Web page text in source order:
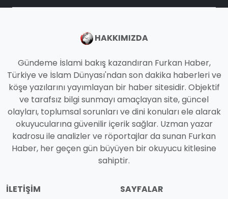
HAKKIMIZDA
Gündeme İslami bakış kazandıran Furkan Haber,
Türkiye ve İslam Dünyası'ndan son dakika haberleri ve
köşe yazılarını yayımlayan bir haber sitesidir. Objektif
ve tarafsız bilgi sunmayı amaçlayan site, güncel
olayları, toplumsal sorunları ve dini konuları ele alarak
okuyucularına güvenilir içerik sağlar. Uzman yazar
kadrosu ile analizler ve röportajlar da sunan Furkan
Haber, her geçen gün büyüyen bir okuyucu kitlesine
sahiptir.
İLETIŞIM
SAYFALAR